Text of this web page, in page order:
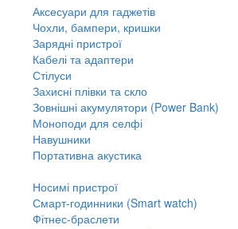
Аксесуари для гаджетів
Чохли, бампери, кришки
Зарядні пристрої
Кабелі та адаптери
Стілуси
Захисні плівки та скло
Зовнішні акумулятори (Power Bank)
Моноподи для селфі
Навушники
Портативна акустика
Носимі пристрої
Смарт-годинники (Smart watch)
Фітнес-браслети